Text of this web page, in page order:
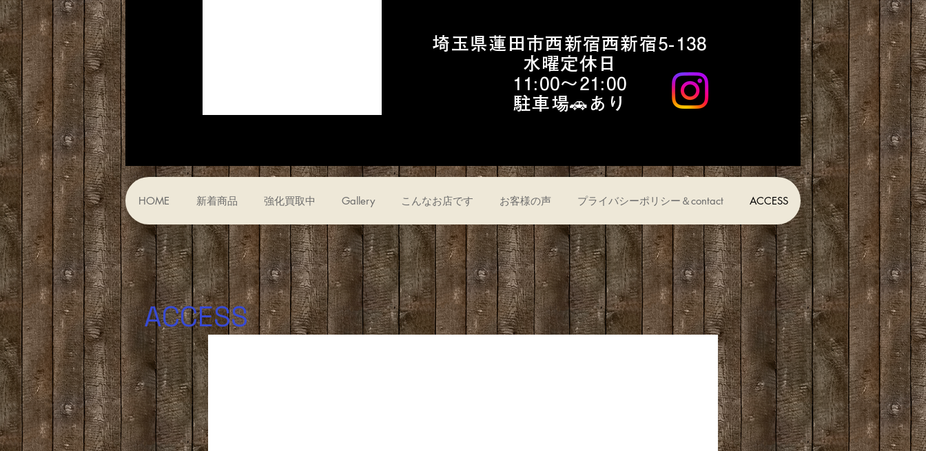
埼玉県蓮田市西新宿西新宿5-138
水曜定休日
11:00〜21:00
​駐車場🚗あり
HOME 新着商品 強化買取中 Gallery こんなお店です お客様の声 プライバシーポリシー＆contact ACCESS
ACCESS